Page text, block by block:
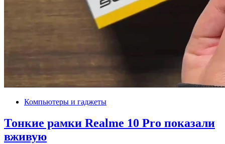
Компьютеры и гаджеты
Тонкие рамки Realme 10 Pro показали
вживую